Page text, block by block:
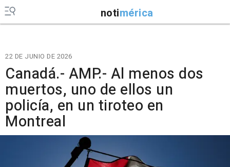
notimérica
22 DE JUNIO DE 2026
Canadá.- AMP.- Al menos dos
muertos, uno de ellos un
policía, en un tiroteo en
Montreal